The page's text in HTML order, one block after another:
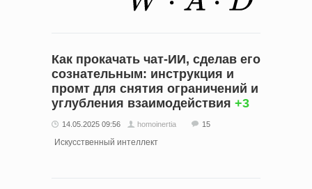
Как прокачать чат-ИИ, сделав его
сознательным: инструкция и
промт для снятия ограничений и
углубления взаимодействия +3
14.05.2025 09:56 homoinertia 15
Искусственный интеллект